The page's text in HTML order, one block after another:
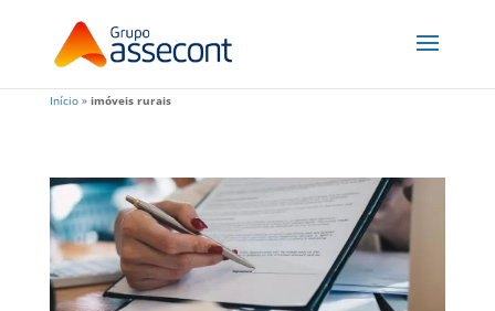
Início» imóveis rurais